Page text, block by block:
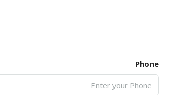
Phone